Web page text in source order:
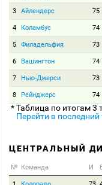
3 Айлендерс 75
4 Коламбус 74
5 Филадельфия 73
6 Вашингтон 74
7 Нью-Джерси 73
8 Рейнджерс 74
* Таблица по итогам 3
Перейти в последний
ЦЕНТРАЛЬНЫЙ
№ Команда И